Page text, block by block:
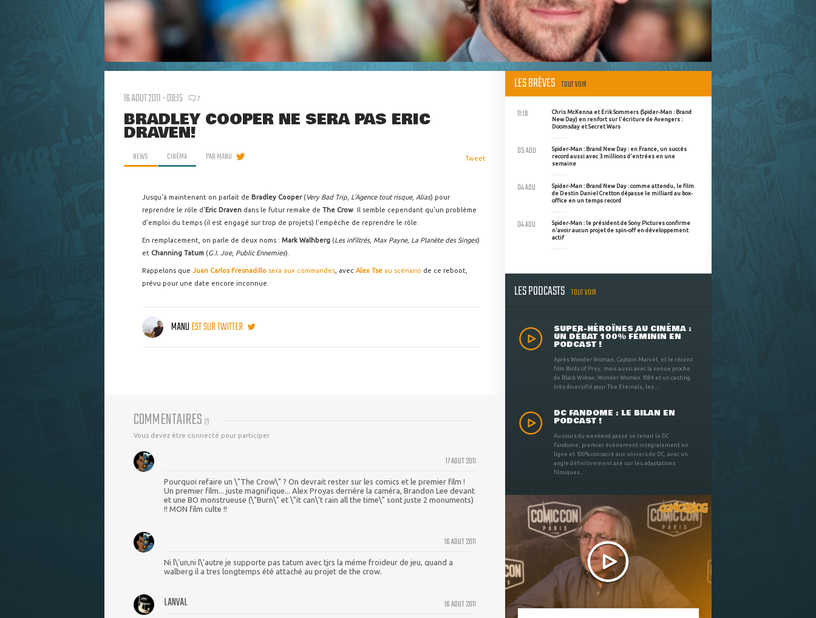
16 AOUT 2011 - 09:15 7
BRADLEY COOPER NE SERA PAS ERIC
DRAVEN!
NEWS CINÉMA PARMANU Tweet
Jusqu'à maintenant on parlait de Bradley Cooper(Very Bad Trip L'Agence tout risque, Alias) pour
reprendre le rôle d'Eric Draven dans le futur remake de The Crow . Il semble cependant qu'un problème
d'emploi du temps (il est engagé sur trop de projets) l'empêche de reprendre le rôle.
En remplacement, on parle de deux noms : Mark Walhberg (Les infiltrés, Max Payne, La Planète des Singes)
et Channing Tatum (G.I. Joe, Public Ennemies).
Rappelons que Juan Carlos Fresnadillo sera aux commandes , avec Alex Tse au scénario de ce reboot,
prévu pour une date encore inconnue.
MANUEST SUR TWITTER
COMMENTAIRES (7)
Vous devez être connecté pour participer
17 AOUT 2011
Pourquoi refaire un \"The Crow\" ? On devrait rester sur les comics et le premier film !
Un premier film... juste magnifique... Alex Proyas derrière la caméra, Brandon Lee devant
et une BO monstrueuse (\"Burn\" et \"it can\'t rain all the time\" sont juste 2 monuments)
!! MON film culte !!
16 AOUT 2011
Ni l\'un,ni l\'autre je supporte pas tatum avec tjrs la méme froideur de jeu, quand a
walberg il a tres longtemps été attaché au projet de the crow.
16 AOUT 2011
LANVAL
LES BRÈVES TOUT VOIR
Chris McKenna et Erik Sommers (Spider-Man : Brand
New Day) en renfort sur l'écriture de Avengers :
Doomsday et Secret Wars
11:19
Spider-Man : Brand New Day : en France, un succès
record aussi avec 3 millions d'entrées en une
semaine
05 AOU
Spider-Man : Brand New Day : comme attendu, le film
de Destin Daniel Cretton dépasse le milliard au box-
office en un temps record
04 AOU
Spider-Man : le président de Sony Pictures confirme
n'avoir aucun projet de spin-off en développement
actif
04 AOU
LES PODCASTS TOUT VOIR
SUPER-HÉROÏNES AU CINÉMA :
UN DÉBAT 100% FÉMININ EN
PODCAST !
Après Wonder Woman, Captain Marvel, et le récent
film Birds of Prey, mais aussi avec la venue proche
de Black Widow, Wonder Woman 1984 et un casting
très diversifié pour The Eternals, les ...
DC FANDOME : LE BILAN EN
PODCAST !
Au cours du weekend passé se tenait le DC
Fandome, premier évènement intégralement en
ligne et 100% consacré aux univers de DC, avec un
angle définitivement axé sur les adaptations
filmiques ...